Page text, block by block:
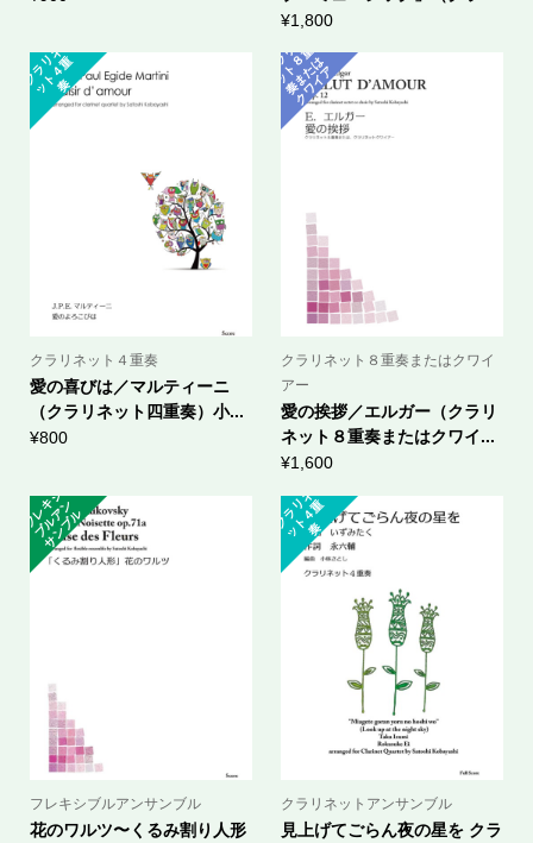
¥1,800
ク
ラ
リ
ネ
ッ
ト
４
重
奏
クラリネット４重奏
愛の喜びは／マルティーニ
（クラリネット四重奏）小...
¥800
ク
ラ
リ
ネ
ッ
ト
８
重
奏
ま
た
は
ク
ワ
イ
ア
ー
クラリネット８重奏またはクワイ
アー
愛の挨拶／エルガー（クラリ
ネット８重奏またはクワイ...
¥1,600
フ
レ
キ
シ
ブ
ル
ア
ン
サ
ン
ブ
ル
フレキシブルアンサンブル
花のワルツ〜くるみ割り人形
ク
ラ
リ
ネ
ッ
ト
４
重
奏
クラリネットアンサンブル
見上げてごらん夜の星を クラ